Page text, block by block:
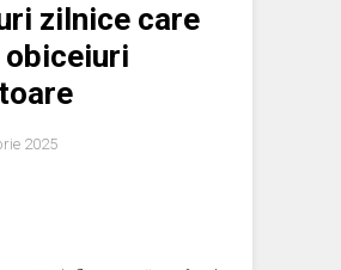
zilnice care
obiceiuri
2025